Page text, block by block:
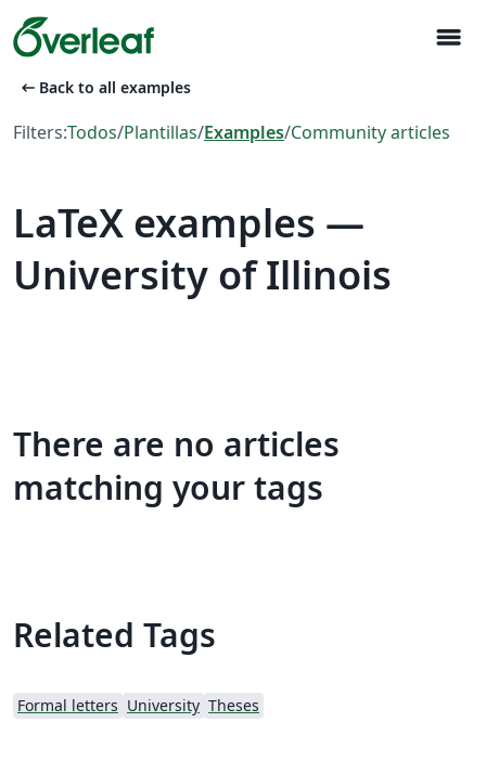
menu
arrow_left_alt Back to all examples
Filters:Todos/Plantillas/Examples/Community articles
LaTeX examples —
University of Illinois
There are no articles
matching your tags
Related Tags
Formal letters University Theses